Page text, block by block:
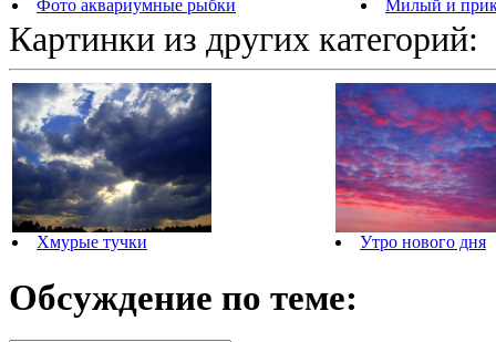
Фото аквариумные рыбки Милый и
Картинки из других категорий:
Хмурые тучки Утро нового дня
Обсуждение по теме: